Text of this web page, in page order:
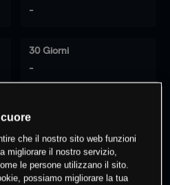
-
30 Giorni
-
posizioni
che il nostro sito web funzioni
migliorare il nostro servizio,
le persone utilizzano il sito.
possiamo migliorare la tua